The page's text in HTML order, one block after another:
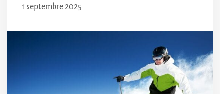
1 septembre 2025